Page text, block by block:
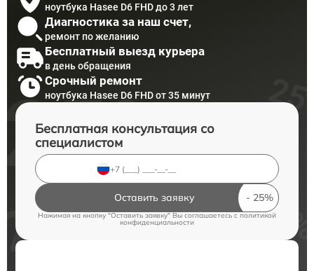
ноутбука Hasee D6 FHD до 3 лет
Диагностика за наш счет,
ремонт по желанию
Бесплатный выезд курьера
в день обращения
Срочный ремонт
ноутбука Hasee D6 FHD от 35 минут
Бесплатная консультация со
специалистом
Оставить заявку
Нажимая на кнопку "Оставить заявку" Вы соглашаетесь cполитикой
конфиденциальности